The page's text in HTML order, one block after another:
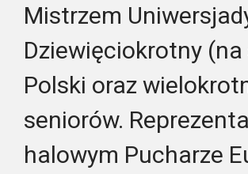
Mistrzem
Dziewięciokrotny
Polski oraz
seniorów.
halowym Pucharze